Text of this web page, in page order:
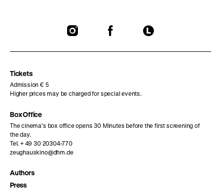
To
To
To
Tickets
Admission € 5
Higher prices may be charged for special events.
Box Office
The cinema’s box office opens 30 Minutes before the first screening of
the day.
Tel. + 49 30 20304-770
zeughauskino@dhm.de
Authors
Press